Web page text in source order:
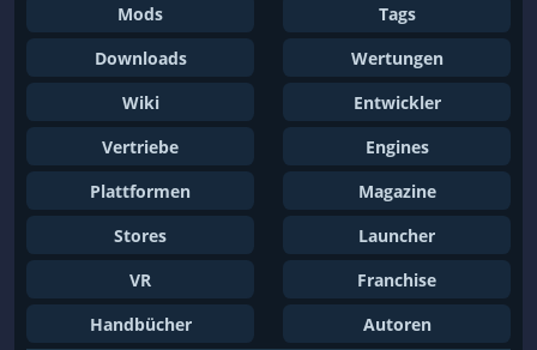
Mods
Tags
Downloads
Wertungen
Wiki
Entwickler
Vertriebe
Engines
Plattformen
Magazine
Stores
Launcher
VR
Franchise
Handbücher
Autoren